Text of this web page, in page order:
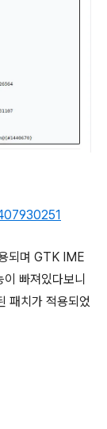
되며 GTK IME
빠져있다보니
패치가 적용되었